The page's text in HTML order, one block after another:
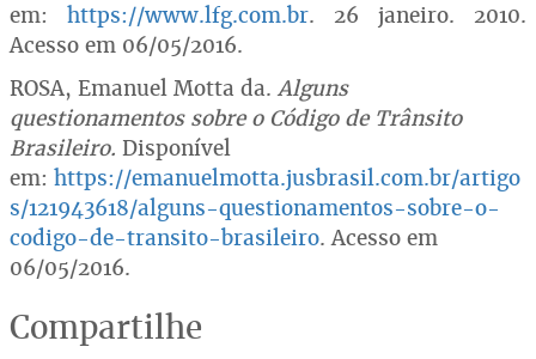
em: https://www.lfg.com.br. 26 janeiro. 2010.
Acesso em 06/05/2016.
ROSA, Emanuel Motta da.Alguns
questionamentos sobre o Código de Trânsito
Brasileiro. Disponível
em: https://emanuelmotta.jusbrasil.com.br/artigo
s/121943618/alguns-questionamentos-sobre-o-
codigo-de-transito-brasileiro. Acesso em
06/05/2016.
Compartilhe